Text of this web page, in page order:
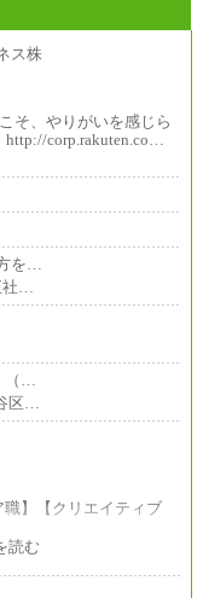
そ、やりがいを感じら
http://corp.rakuten.co…
を…
社…
（…
区…
職】【クリエイティブ
ざいません 。
読む